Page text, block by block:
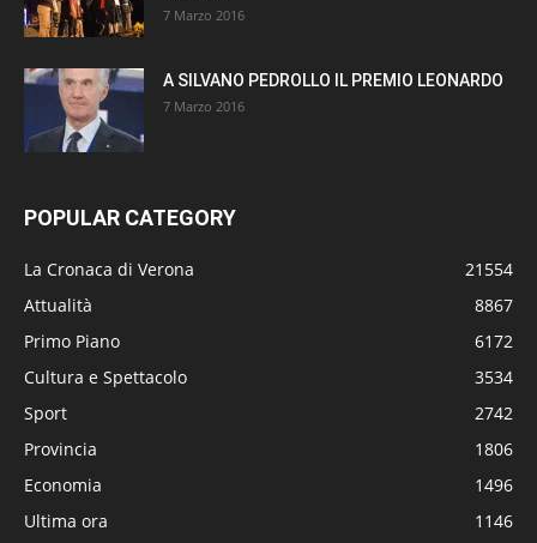
7 Marzo 2016
A SILVANO PEDROLLO IL PREMIO LEONARDO
7 Marzo 2016
POPULAR CATEGORY
La Cronaca di Verona
21554
Attualità
8867
Primo Piano
6172
Cultura e Spettacolo
3534
Sport
2742
Provincia
1806
Economia
1496
Ultima ora
1146